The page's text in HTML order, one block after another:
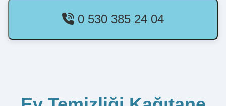
0 530 385 24 04